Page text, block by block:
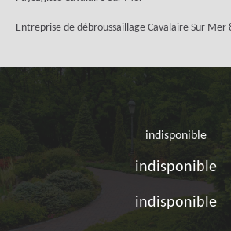
Entreprise de débroussaillage Cavalaire Sur Mer
indisponible
indisponible
indisponible